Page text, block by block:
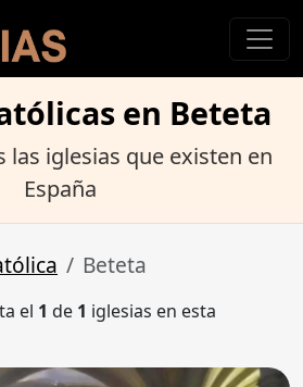
en Beteta
las iglesias que existen en
España
Beteta
el 1 de 1 iglesias en esta